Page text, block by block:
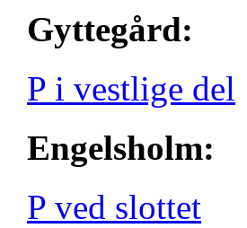
Gyttegård:
P i vestlige del
Engelsholm:
P ved slottet